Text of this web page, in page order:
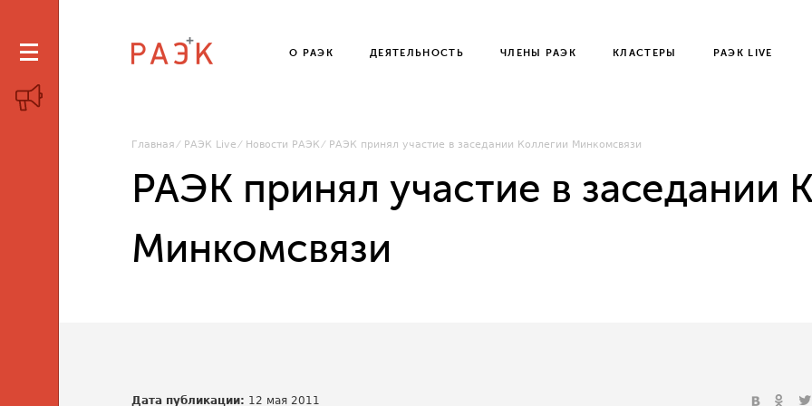
О РАЭК ДЕЯТЕЛЬНОСТЬ ЧЛЕНЫ РАЭК КЛАСТЕРЫ РАЭК LIVE
Главная РАЭК Live Новости РАЭК РАЭК принял участие в заседании Коллегии Минкомсвязи
РАЭК принял участие в заседании
Минкомсвязи
Дата публикации: 12 мая 2011